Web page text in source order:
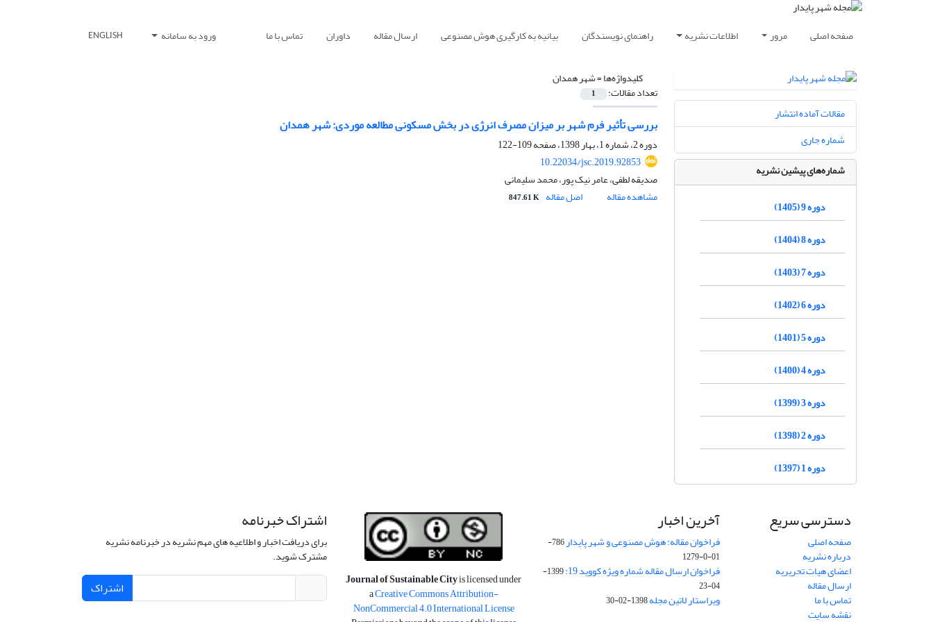
صفحه اصلی مرور اطلاعات نشریه راهنمای نویسندگان بیانیه به کارگیری هوش مصنوعی ارسال مقاله داوران تماس با ما ورود به سامانه ENGLISH
کلیدواژه‌ها =شهر همدان
تعداد مقالات: 1
بررسی تأثیر فرم شهر بر میزان مصرف انرژی در بخش مسکونی مطالعه موردی: شهر همدان
دوره 2، شماره 1، بهار 1398، صفحه
109-122
10.22034/jsc.2019.92853
صدیقه لطفی، عامر نیک پور، محمد سلیمانی
مشاهده مقاله
اصل مقاله 847.61 K
مقالات آماده انتشار
شماره جاری
شماره‌های پیشین نشریه
دوره 9 (1405)
دوره 8 (1404)
دوره 7 (1403)
دوره 6 (1402)
دوره 5 (1401)
دوره 4 (1400)
دوره 3 (1399)
دوره 2 (1398)
دوره 1 (1397)
دسترسی سریع
صفحه اصلی
درباره نشریه
اعضای هیات تحریریه
ارسال مقاله
تماس با ما
نقشه سایت
آخرین اخبار
فراخوان مقاله: هوش مصنوعی و شهر پایدار
786-
01-0-1279
فراخوان ارسال مقاله شماره ویژه کووید 19:
1399-
04-23
ویراستار لاتین مجله1398-02-30
Journal of Sustainable Cityis licensed under
aCreative Commons Attribution-
NonCommercial 4.0 International License
اشتراک خبرنامه
برای دریافت اخبار و اطلاعیه های مهم نشریه در خبرنامه نشریه
مشترک شوید.
اشتراک